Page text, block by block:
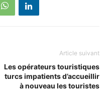
Article suivant
Les opérateurs touristiques
turcs impatients d’accueillir
à nouveau les touristes